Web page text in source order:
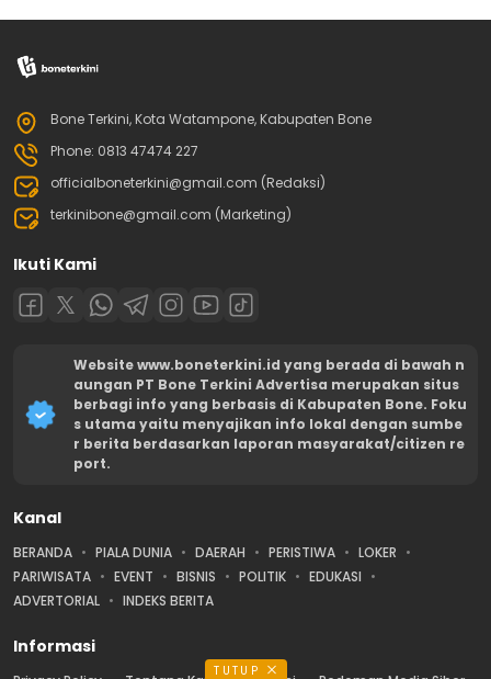
Bone Terkini, Kota Watampone, Kabupaten Bone
Phone: 0813 47474 227
officialboneterkini@gmail.com (Redaksi)
terkinibone@gmail.com (Marketing)
Ikuti Kami
Website www.boneterkini.id yang berada di bawah n
aungan PT Bone Terkini Advertisa merupakan situs
berbagi info yang berbasis di Kabupaten Bone. Foku
s utama yaitu menyajikan info lokal dengan sumbe
r berita berdasarkan laporan masyarakat/citizen re
port.
Kanal
BERANDA PIALA DUNIA DAERAH PERISTIWA
LOKER
PARIWISATA
EVENT BISNIS POLITIK
EDUKASI
ADVERTORIAL
INDEKS BERITA
Informasi
TUTUP